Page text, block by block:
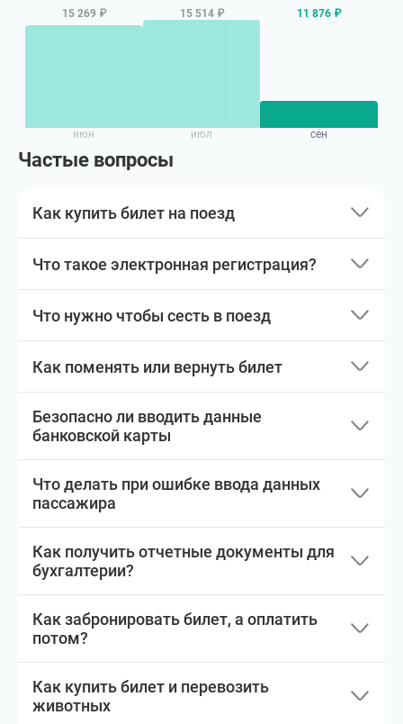
15 269 ₽
июн
15 514 ₽
июл
11 876 ₽
сен
Частые вопросы
Как купить билет на поезд
Что такое электронная регистрация?
Что нужно чтобы сесть в поезд
Как поменять или вернуть билет
Безопасно ли вводить данные
банковской карты
Что делать при ошибке ввода данных
пассажира
Как получить отчетные документы для
бухгалтерии?
Как забронировать билет, а оплатить
потом?
Как купить билет и перевозить
животных